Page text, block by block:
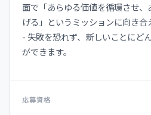
面で「あらゆる価値を循環させ
げる」というミッションに向き合
- 失敗を恐れず、新しいことにど
ができます。
応募資格